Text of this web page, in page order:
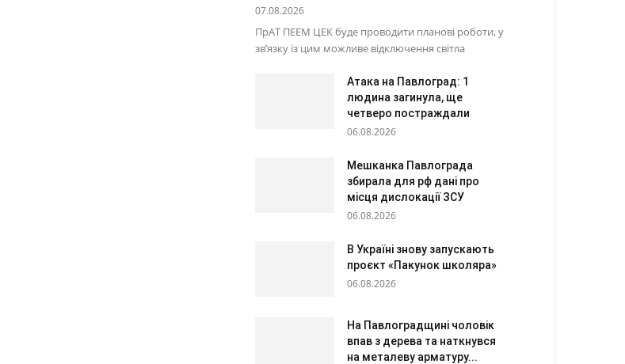
07.08.2026
ПрАТ ПЕЕМ ЦЕК буде проводити планові роботи, у
зв’язку із цим можливе відключення світла
Атака на Павлоград: 1
людина загинула, ще
четверо постраждали
06.08.2026
Мешканка Павлограда
збирала для рф дані про
місця дислокації ЗСУ
06.08.2026
В Україні знову запускають
проєкт «Пакунок школяра»
06.08.2026
На Павлоградщині чоловік
впав з дерева та наткнувся
на металеву арматуру...